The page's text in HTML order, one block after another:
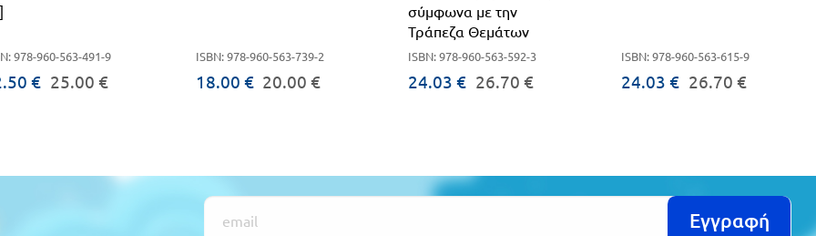
978-960-563-491-9
€ 25.00 €
ISBN: 978-960-563-739-2
18.00 € 20.00 €
σύμφωνα με την
Τράπεζα Θεμάτων
ISBN: 978-960-563-592-3
24.03 € 26.70 €
ISBN: 978-960-563-615-9
24.03 € 26.70 €
Εγγραφή